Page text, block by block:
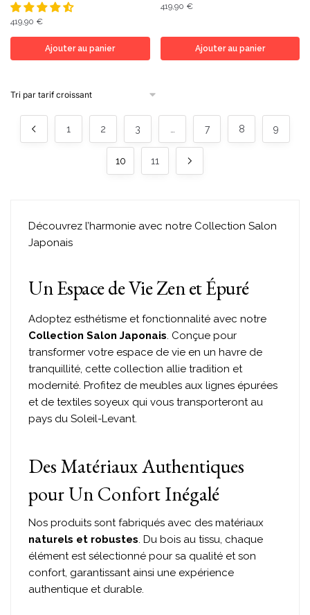
419,90 €
Ajouter au panier
419,90 €
Ajouter au panier
1 2 3 7 8 9
10 11
Découvrez l’harmonie avec notre Collection Salon
Japonais
Un Espace de Vie Zen et Épuré
Adoptez esthétisme et fonctionnalité avec notre
Collection Salon Japonais. Conçue pour
transformer votre espace de vie en un havre de
tranquillité, cette collection allie tradition et
modernité. Profitez de meubles aux lignes épurées
et de textiles soyeux qui vous transporteront au
pays du Soleil-Levant.
Des Matériaux Authentiques
pour Un Confort Inégalé
Nos produits sont fabriqués avec des matériaux
naturels et robustes. Du bois au tissu, chaque
élément est sélectionné pour sa qualité et son
confort, garantissant ainsi une expérience
authentique et durable.